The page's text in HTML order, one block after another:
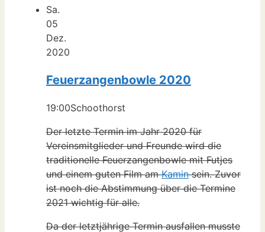
Sa.
05
Dez.
2020
Feuerzangenbowle 2020
19:00Schoothorst
Der letzte Termin im Jahr 2020 für
Vereinsmitglieder und Freunde wird die
traditionelle Feuerzangenbowle mit Futjes
und einem guten Film amKaminsein. Zuvor
ist noch die Abstimmung über die Termine
2021 wichtig für alle.
Da der letztjährige Termin ausfallen musste